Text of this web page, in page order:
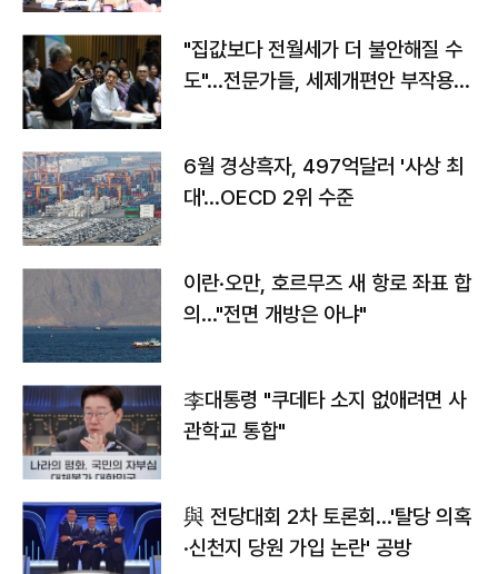
"집값보다 전월세가 더 불안해질 수
도"…전문가들, 세제개편안 부작용
6월 경상흑자, 497억달러 '사상 최
대'…OECD 2위 수준
이란·오만, 호르무즈 새 항로 좌표 합
의…"전면 개방은 아냐"
李대통령 "쿠데타 소지 없애려면 사
관학교 통합"
與 전당대회 2차 토론회…'탈당 의혹
·신천지 당원 가입 논란' 공방